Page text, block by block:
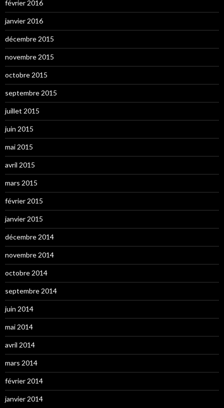
février 2016
janvier 2016
décembre 2015
novembre 2015
octobre 2015
septembre 2015
juillet 2015
juin 2015
mai 2015
avril 2015
mars 2015
février 2015
janvier 2015
décembre 2014
novembre 2014
octobre 2014
septembre 2014
juin 2014
mai 2014
avril 2014
mars 2014
février 2014
janvier 2014